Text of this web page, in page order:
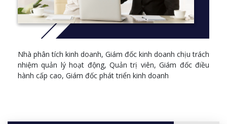
Nhà phân tích kinh doanh, Giám đốc kinh doanh chịu trách
nhiệm quản lý hoạt động, Quản trị viên, Giám đốc điều
hành cấp cao, Giám đốc phát triển kinh doanh